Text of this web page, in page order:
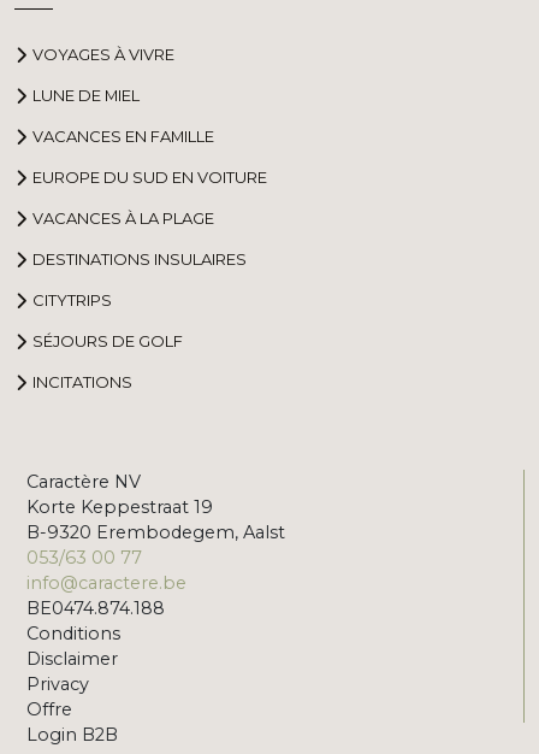
VOYAGES À VIVRE
LUNE DE MIEL
VACANCES EN FAMILLE
EUROPE DU SUD EN VOITURE
VACANCES À LA PLAGE
DESTINATIONS INSULAIRES
CITYTRIPS
SÉJOURS DE GOLF
INCITATIONS
Caractère NV
Korte Keppestraat 19
B-9320 Erembodegem, Aalst
053/63 00 77
info@caractere.be
BE0474.874.188
Conditions
Disclaimer
Privacy
Offre
Login B2B